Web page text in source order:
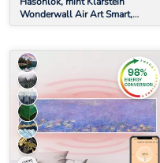
Wonderwall Air Art Smart,
infravörös hősugárzó, 80 x 60